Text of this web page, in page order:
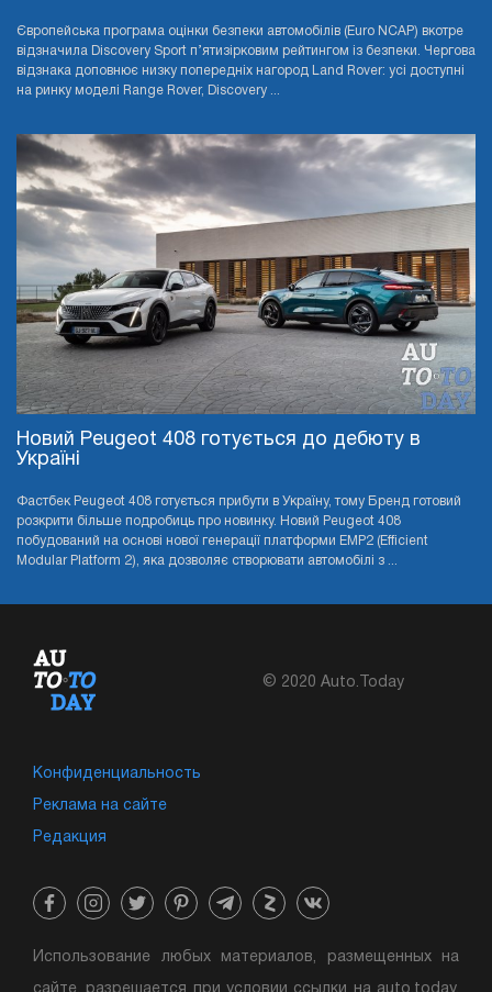
Європейська програма оцінки безпеки автомобілів (Euro NCAP) вкотре
відзначила Discovery Sport п’ятизірковим рейтингом із безпеки. Чергова
відзнака доповнює низку попередніх нагород Land Rover: усі доступні
на ринку моделі Range Rover, Discovery ...
Новий Peugeot 408 готується до дебюту в
Україні
Фастбек Peugeot 408 готується прибути в Україну, тому Бренд готовий
розкрити більше подробиць про новинку. Новий Peugeot 408
побудований на основі нової генерації платформи EMP2 (Efficient
Modular Platform 2), яка дозволяє створювати автомобілі з ...
© 2020 Auto.Today
Конфиденциальность
Реклама на сайте
Редакция
Использование любых материалов, размещенных на
сайте, разрешается при условии ссылки на auto.today.